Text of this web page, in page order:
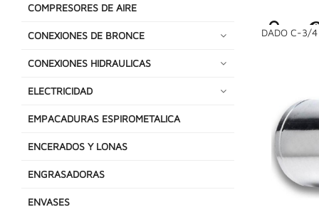
COMPRESORES DE AIRE
CONEXIONES DE BRONCE
CONEXIONES HIDRAULICAS
ELECTRICIDAD
EMPACADURAS ESPIROMETALICA
ENCERADOS Y LONAS
ENGRASADORAS
ENVASES
DADO C-3/